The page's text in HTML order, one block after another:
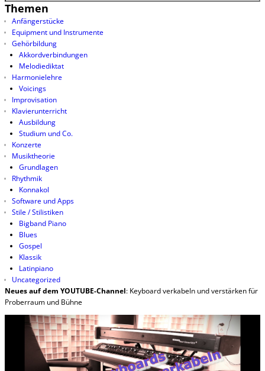
Themen
Anfängerstücke
Equipment und Instrumente
Gehörbildung
Akkordverbindungen
Melodiediktat
Harmonielehre
Voicings
Improvisation
Klavierunterricht
Ausbildung
Studium und Co.
Konzerte
Musiktheorie
Grundlagen
Rhythmik
Konnakol
Software und Apps
Stile / Stilistiken
Bigband Piano
Blues
Gospel
Klassik
Latinpiano
Uncategorized
Neues auf dem YOUTUBE-Channel: Keyboard verkabeln und verstärken für
Proberraum und Bühne